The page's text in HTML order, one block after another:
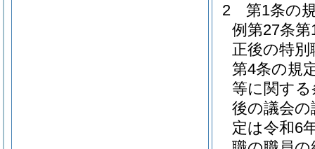
2
第1条の
例第27条
正後の特
第4条の規
等に関す
後の議会
定は令和6